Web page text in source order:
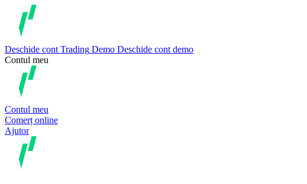
Deschide cont Trading Demo Deschide cont demo
Contul meu
Contul meu
Comerț online
Ajutor